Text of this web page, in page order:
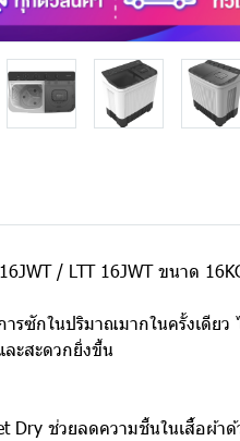
/ LTT 16JWT ขนาด
ารซักในปริมาณมากในครั้งเดี
ะสะดวกยิ่งขึ้น
Dry ช่วยลดความชื้นในเสื้อผ้